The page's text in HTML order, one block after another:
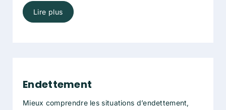
Lire plus
Endettement
Mieux comprendre les situations d’endettement,